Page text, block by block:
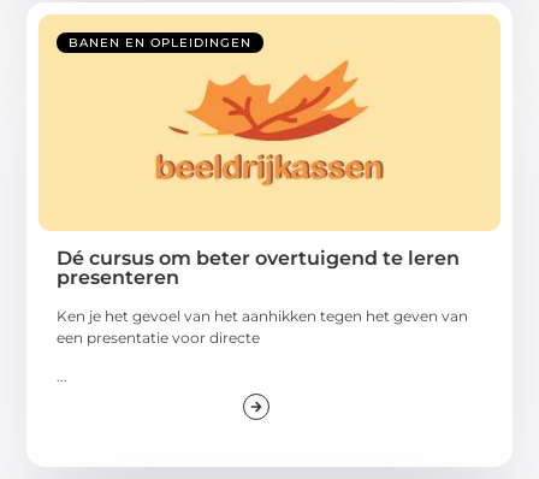
BANEN EN OPLEIDINGEN
Dé cursus om beter overtuigend te leren
presenteren
Ken je het gevoel van het aanhikken tegen het geven van
een presentatie voor directe
...